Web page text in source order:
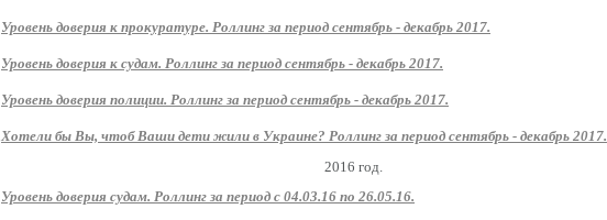
Уровень доверия к прокуратуре. Роллинг за период сентябрь - декабрь 2017.
Уровень доверия к судам. Роллинг за период сентябрь - декабрь 2017.
Уровень доверия полиции. Роллинг за период сентябрь - декабрь 2017.
Хотели бы Вы, чтоб Ваши дети жили в Украине? Роллинг за период сентябрь - декабрь 2017.
2016 год.
Уровень доверия судам. Роллинг за период с 04.03.16 по 26.05.16.